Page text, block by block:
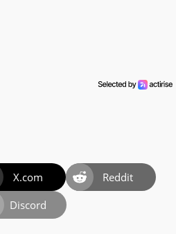
X.com
Reddit
Discord